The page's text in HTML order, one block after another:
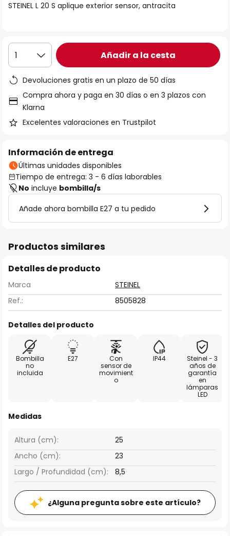
galería
STEINEL L 20 S aplique exterior sensor, antracita
1 Añadir a la cesta
Devoluciones gratis en un plazo de 50 días
Compra ahora y paga en 30 días o en 3 plazos con
Klarna
Excelentes valoraciones en Trustpilot
Información de entrega
Últimas unidades disponibles
Tiempo de entrega: 3 - 6 días laborables
No incluye bombilla/s
Añade ahora bombilla E27 a tu pedido
Productos similares
Detalles de producto
Marca
STEINEL
Ref.:
8505828
Detalles del producto
Bombilla
no
incluida
E27
Con
sensor de
movimient
o
IP44
Steinel - 3
años de
garantía
en
lámparas
LED
Medidas
Ancho (cm): 23
Altura (cm): 25
Largo / Profundidad (cm): 8,5
¿Alguna pregunta sobre este artículo?